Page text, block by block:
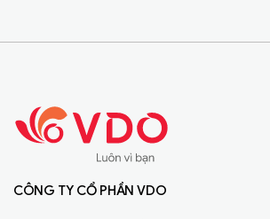
CÔNG TY CỔ PHẦN VDO